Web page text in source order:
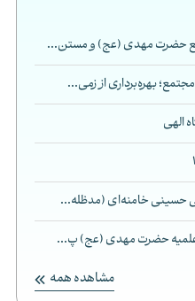
حضرت مهدی (عج) و مستن...
بهره‌برداری از زمی...
الهی
حسینی خامنه‌ای (مدظله...
علمیه حضرت مهدی (عج) پ...
مشاهده همه